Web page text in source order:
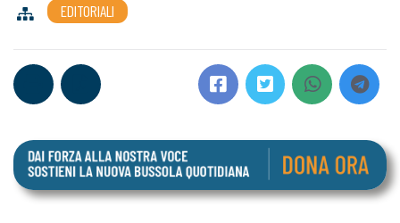
EDITORIALI